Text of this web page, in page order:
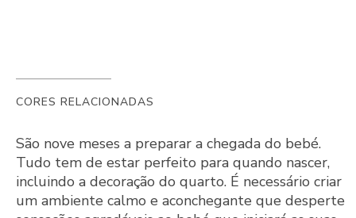
CORES RELACIONADAS
São nove meses a preparar a chegada do bebé.
Tudo tem de estar perfeito para quando nascer,
incluindo a decoração do quarto. É necessário criar
um ambiente calmo e aconchegante que desperte